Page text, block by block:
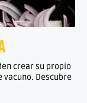
crear su propio
Descubre